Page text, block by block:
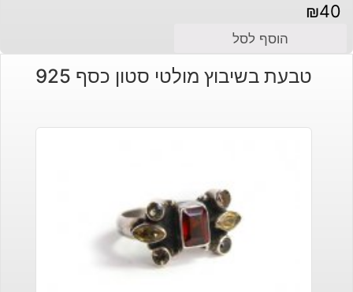
₪40
הוסף לסל
טבעת בשיבוץ מולטי סטון כסף 925